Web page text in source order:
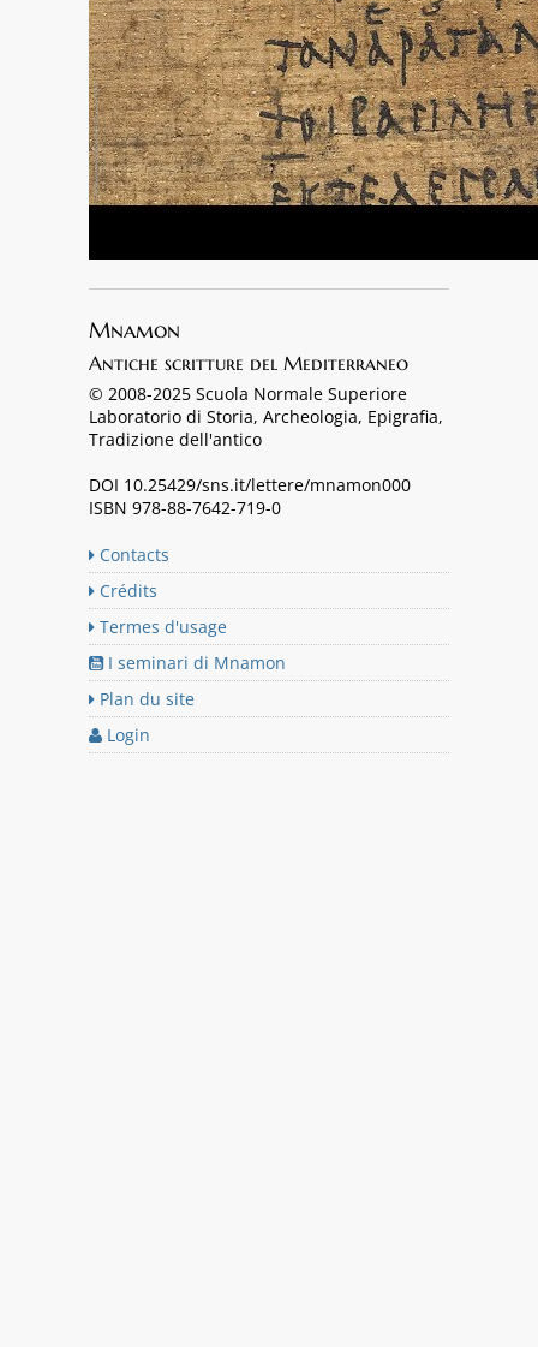
Mnamon
Antiche scritture del Mediterraneo
© 2008-2025 Scuola Normale Superiore
Laboratorio di Storia, Archeologia, Epigrafia,
Tradizione dell'antico
DOI 10.25429/sns.it/lettere/mnamon000
ISBN 978-88-7642-719-0
Contacts
Crédits
Termes d'usage
I seminari di Mnamon
Plan du site
Login